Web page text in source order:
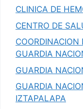
CLINICA DE
CENTRO DE
COORDINACION
GUARDIA
GUARDIA
GUARDIA
IZTAPALAPA